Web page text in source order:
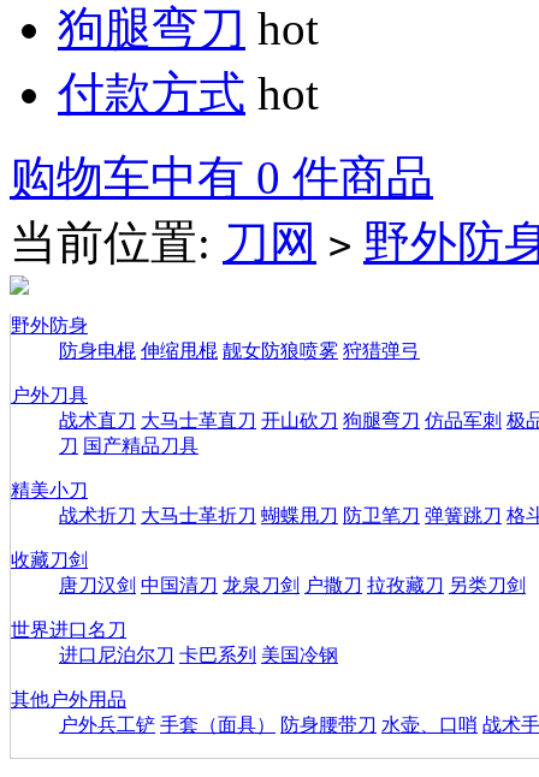
狗腿弯刀 hot
付款方式 hot
购物车中有 0 件商品
当前位置: 刀网 > 野外防
野外防身
防身电棍 伸缩甩棍 靓女防狼喷雾 狩猎弹弓
户外刀具
战术直刀 大马士革直刀 开山砍刀 狗腿弯刀 仿品军刺 极
刀 国产精品刀具
精美小刀
战术折刀 大马士革折刀 蝴蝶甩刀 防卫笔刀 弹簧跳刀 格
收藏刀剑
唐刀汉剑 中国清刀 龙泉刀剑 户撒刀 拉孜藏刀 另类刀剑
世界进口名刀
进口尼泊尔刀 卡巴系列 美国冷钢
其他户外用品
户外兵工铲 手套（面具） 防身腰带刀 水壶、口哨 战术